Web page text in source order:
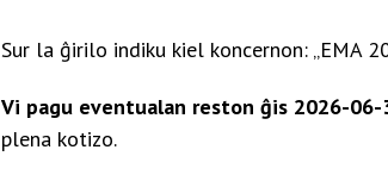
Sur la ĝirilo indiku kiel koncernon: „EMA
Vi pagu eventualan reston ĝis 2026-06-
plena kotizo.